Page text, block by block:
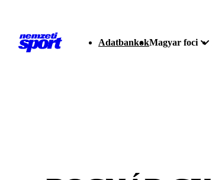
AdatbankokMagyar foci